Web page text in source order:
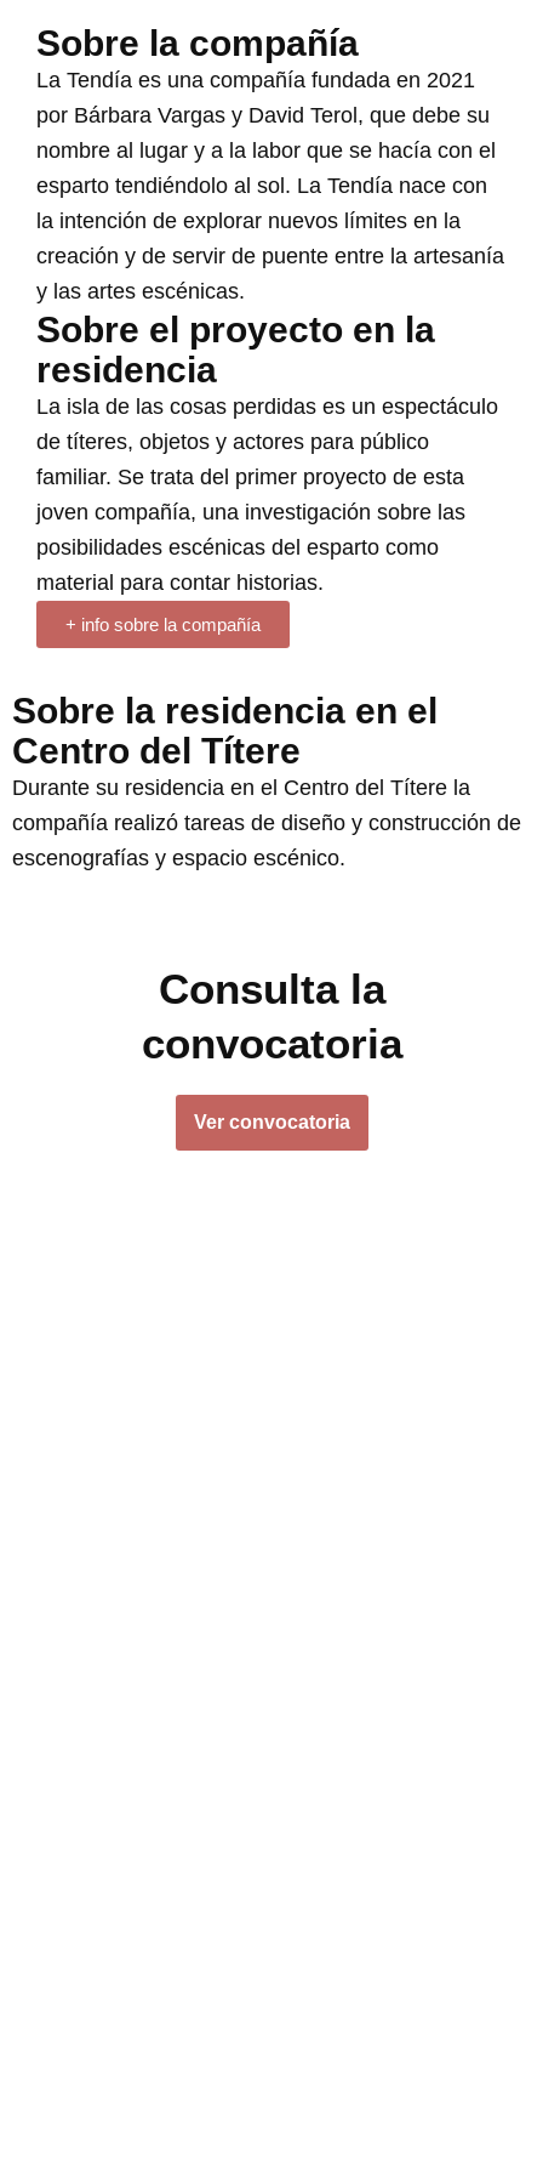
Sobre la compañía
La Tendía es una compañía fundada en 2021
por Bárbara Vargas y David Terol, que debe su
nombre al lugar y a la labor que se hacía con el
esparto tendiéndolo al sol. La Tendía nace con
la intención de explorar nuevos límites en la
creación y de servir de puente entre la artesanía
y las artes escénicas.
Sobre el proyecto en la
residencia
La isla de las cosas perdidas es un espectáculo
de títeres, objetos y actores para público
familiar. Se trata del primer proyecto de esta
joven compañía, una investigación sobre las
posibilidades escénicas del esparto como
material para contar historias.
+ info sobre la compañía
Sobre la residencia en el
Centro del Títere
Durante su residencia en el Centro del Títere la
compañía realizó tareas de diseño y construcción de
escenografías y espacio escénico.
Consulta la
convocatoria
Ver convocatoria